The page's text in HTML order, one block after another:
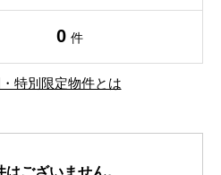
0 件
特別限定物件とは
ございません。